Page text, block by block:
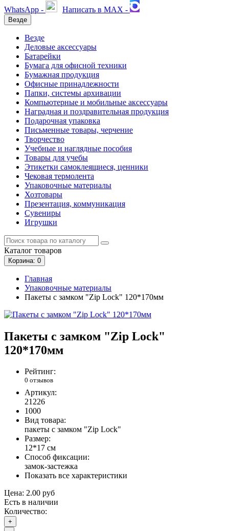
WhatsApp - Написать в MAX -
Везде
Везде
Деловые аксессуары
Батарейки
Бумага для офисной техники
Бумажная продукция
Офисные принадлежности
Папки, системы архивации
Компьютерные и мобильные аксессуары
Наградная и поздравительная продукция
Подарочная упаковка
Письменные товары, черчение
Творчество
Учебные и наглядные пособия
Товары для учебы
Этикетки самоклеящиеся, ценники
Чековая термолента
Упаковочные материалы
Хозтовары
Презентация, коммуникация
Сувениры
Игрушки
Каталог товаров
Корзина: 0
Главная
Упаковочные материалы
Пакеты с замком "Zip Lock" 120*170мм
Пакеты с замком "Zip Lock"
120*170мм
Рейтинг:
0 отзывов
Артикул:
21226
1000
Вид товара:
пакеты с замком "Zip Lock"
Размер:
12*17 см
Способ фиксации:
замок-застежка
Показать все характеристики
Цена: 2.00 руб
Есть в наличии
Количество:
+